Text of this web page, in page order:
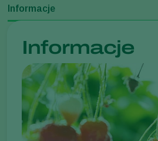
Informacje
Informacje